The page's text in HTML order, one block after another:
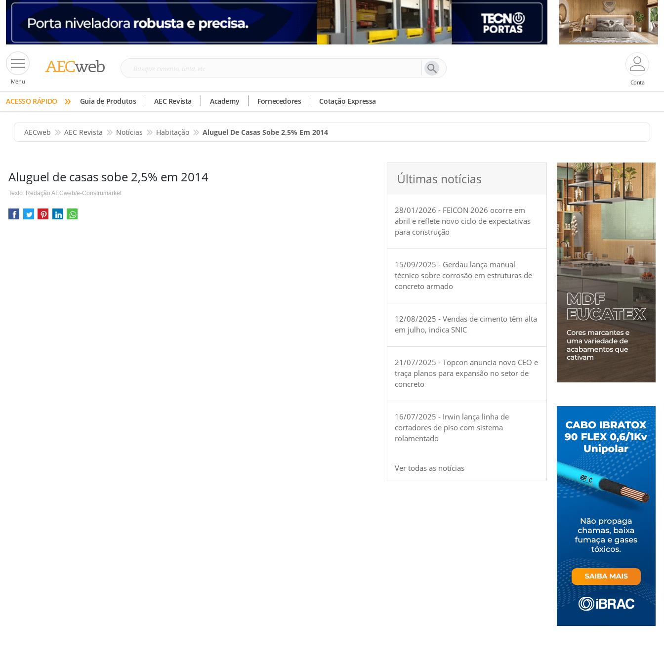
Menu
Busque
tinta,
etc
Conta
ACESSO RÁPIDO » Guia de Produtos AEC Revista Academy Fornecedores Cotação Expressa
AECweb AEC Revista Notícias Habitação Aluguel De Casas Sobe 2,5% Em 2014
Aluguel de casas sobe 2,5% em 2014
Texto: Redação AECweb/e-Construmarket
Últimas notícias
28/01/2026 - FEICON 2026 ocorre em
abril e reflete novo ciclo de expectativas
para construção
15/09/2025 - Gerdau lança manual
técnico sobre corrosão em estruturas de
concreto armado
12/08/2025 - Vendas de cimento têm alta
em julho, indica SNIC
21/07/2025 - Topcon anuncia novo CEO e
traça planos para expansão no setor de
concreto
16/07/2025 - Irwin lança linha de
cortadores de piso com sistema
rolamentado
Ver todas as notícias